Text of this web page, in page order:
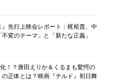
』先行上映会レポート：梶裕貴、中
変のテーマ」と「新たな正義」
！？唐田えりか＆くるまも驚愕の
の正体とは？映画『チルド』初日舞